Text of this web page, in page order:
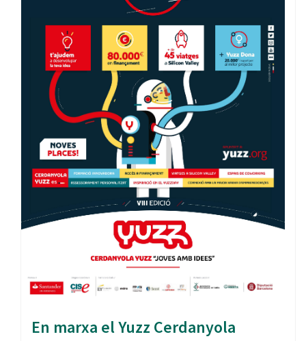
En marxa el Yuzz Cerdanyola